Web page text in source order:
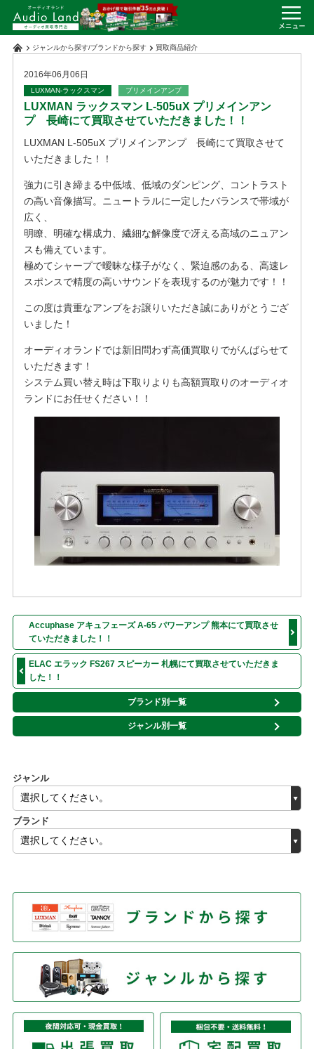
ジャンルから探す/ブランドから探す 買取商品紹介
ジャンル
ブランド
2016年06月06日
LUXMAN-ラックスマン プリメインアンプ
LUXMAN ラックスマン L-505uX プリメインアン
プ 長崎にて買取させていただきました！！
LUXMAN L-505uX プリメインアンプ 長崎にて買取させて
いただきました！！
強力に引き締まる中低域、低域のダンピング、コントラスト
の高い音像描写。ニュートラルに一定したバランスで帯域が
広く、
明瞭、明確な構成力、繊細な解像度で冴える高域のニュアン
スも備えています。
極めてシャープで曖昧な様子がなく、緊迫感のある、高速レ
スポンスで精度の高いサウンドを表現するのが魅力です！！
この度は貴重なアンプをお譲りいただき誠にありがとうござ
いました！
オーディオランドでは新旧問わず高価買取りでがんばらせて
いただきます！
システム買い替え時は下取りよりも高額買取りのオーディオ
ランドにお任せください！！
Accuphase アキュフェーズ A-65 パワーアンプ 熊本にて買取させ
ていただきました！！
ELAC エラック FS267 スピーカー 札幌にて買取させていただきま
した！！
ブランド別一覧
ジャンル別一覧